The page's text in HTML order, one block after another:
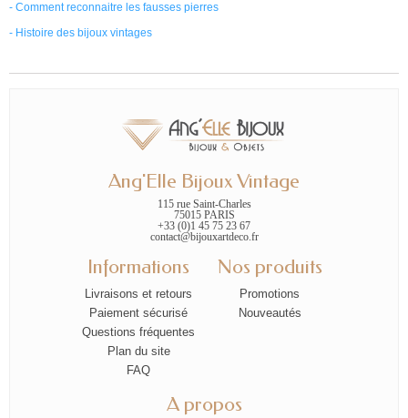
- Comment reconnaitre les fausses pierres
- Histoire des bijoux vintages
Ang'Elle Bijoux Vintage
115 rue Saint-Charles
75015 PARIS
+33 (0)1 45 75 23 67
contact@bijouxartdeco.fr
Informations
Livraisons et retours
Paiement sécurisé
Questions fréquentes
Plan du site
FAQ
Nos produits
Promotions
Nouveautés
A propos